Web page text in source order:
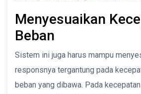
Menyesuaikan
Beban
Sistem ini juga harus mampu
responsnya tergantung pada
beban yang dibawa. Pada